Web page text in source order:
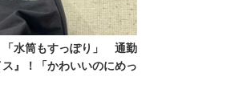
「水筒もすっぽり」 通勤
』！「かわいいのにめっ